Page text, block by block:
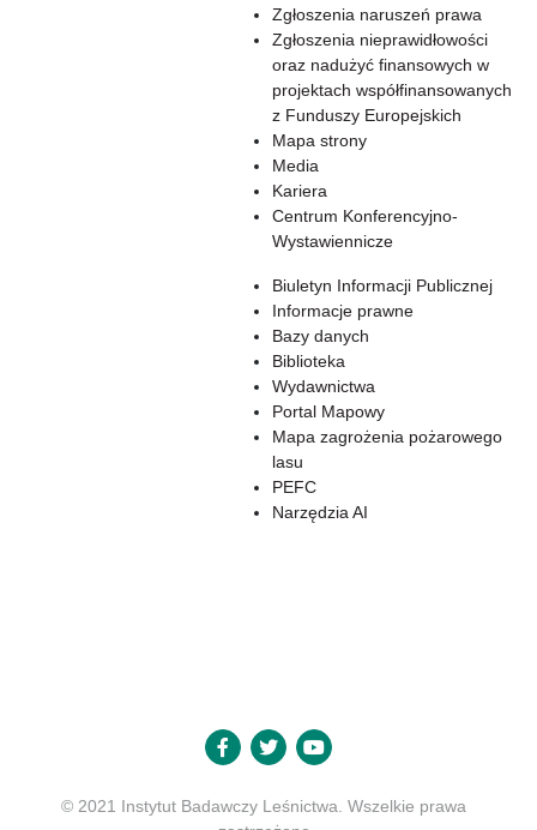
Zgłoszenia naruszeń prawa
Zgłoszenia nieprawidłowości
oraz nadużyć finansowych w
projektach współfinansowanych
z Funduszy Europejskich
Mapa strony
Media
Kariera
Centrum Konferencyjno-
Wystawiennicze
Biuletyn Informacji Publicznej
Informacje prawne
Bazy danych
Biblioteka
Wydawnictwa
Portal Mapowy
Mapa zagrożenia pożarowego
lasu
PEFC
Narzędzia AI
© 2021 Instytut Badawczy Leśnictwa. Wszelkie prawa